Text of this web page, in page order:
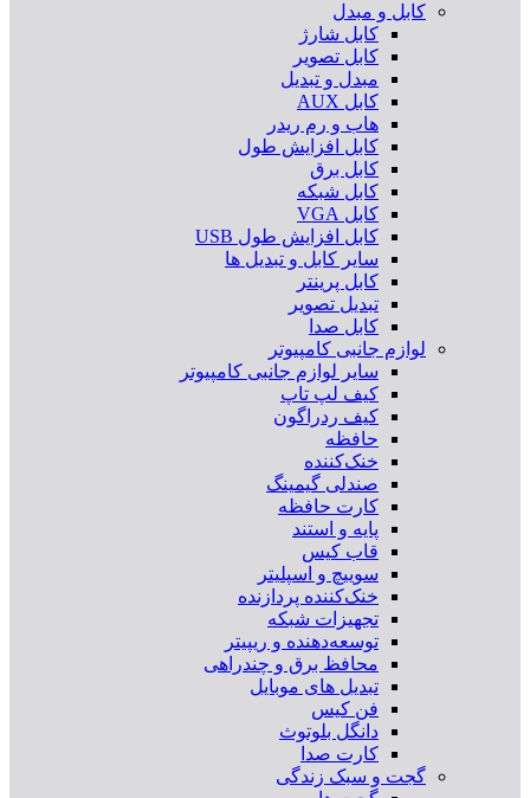
کابل و مبدل
کابل شارژ
کابل تصویر
مبدل و تبدیل
کابل AUX
هاب و رم ریدر
کابل افزایش طول
کابل برق
کابل شبکه
کابل VGA
کابل افزایش طول USB
سایر کابل و تبدیل ها
کابل پرینتر
تبدیل تصویر
کابل صدا
لوازم جانبی کامپیوتر
سایر لوازم جانبی کامپیوتر
کیف لپ تاپ
کیف ردراگون
حافظه
خنک‌کننده
صندلی گیمینگ
کارت حافظه
پایه و استند
قاب کیس
سوییچ و اسپلیتر
خنک‌کننده پردازنده
تجهیزات شبکه
توسعه‌دهنده و ریپیتر
محافظ برق و چندراهی
تبدیل های موبایل
فن کیس
دانگل بلوتوث
کارت صدا
گجت و سبک زندگی